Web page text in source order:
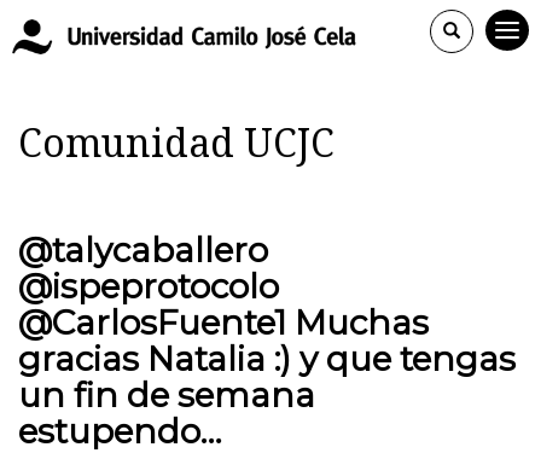
Comunidad UCJC
@talycaballero
@ispeprotocolo
@CarlosFuente1 Muchas
gracias Natalia :) y que tengas
un fin de semana
estupendo…